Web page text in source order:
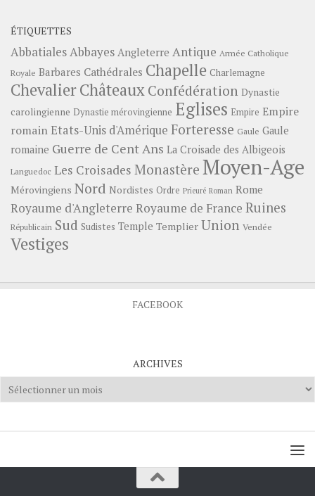
ÉTIQUETTES
AbbatialesAbbayes Angleterre Antique Armée Catholique
Royale Barbares Cathédrales Chapelle Charlemagne
ChevalierChâteauxConfédération Dynastie
carolingienne Dynastie mérovingienne Eglises Empire Empire
romainEtats-Unis d'Amérique Forteresse Gaule Gaule
romaine Guerre de Cent Ans La Croisade des Albigeois
Languedoc Les Croisades Monastère Moyen-Age
Mérovingiens Nord Nordistes Ordre Prieuré Roman Rome
Royaume d'Angleterre Royaume de France Ruines
Républicain Sud Sudistes Temple Templier Union Vendée
Vestiges
FACEBOOK
ARCHIVES
Archives